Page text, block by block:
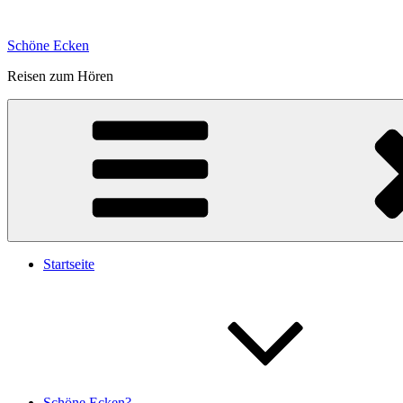
springen
Schöne Ecken
Reisen zum Hören
Startseite